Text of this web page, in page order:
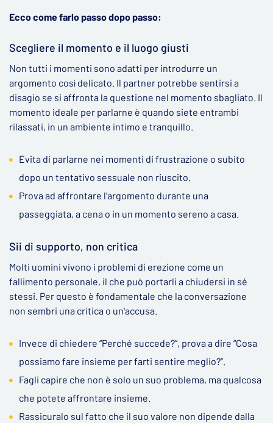
Ecco come farlo passo dopo passo:
Scegliere il momento e il luogo giusti
Non tutti i momenti sono adatti per introdurre un
argomento così delicato. Il partner potrebbe sentirsi a
disagio se si affronta la questione nel momento sbagliato. Il
momento ideale per parlarne è quando siete entrambi
rilassati, in un ambiente intimo e tranquillo.
Evita di parlarne nei momenti di frustrazione o subito
dopo un tentativo sessuale non riuscito.
Prova ad affrontare l’argomento durante una
passeggiata, a cena o in un momento sereno a casa.
Sii di supporto, non critica
Molti uomini vivono i problemi di erezione come un
fallimento personale, il che può portarli a chiudersi in sé
stessi. Per questo è fondamentale che la conversazione
non sembri una critica o un'accusa.
Invece di chiedere “Perché succede?”, prova a dire “Cosa
possiamo fare insieme per farti sentire meglio?”.
Fagli capire che non è solo un suo problema, ma qualcosa
che potete affrontare insieme.
Rassicuralo sul fatto che il suo valore non dipende dalla